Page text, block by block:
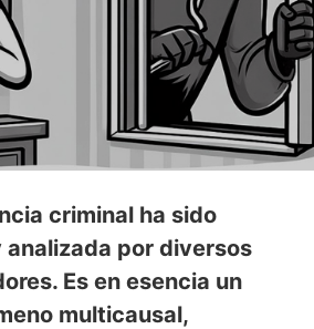
criminal ha sido
por diversos
Es en esencia un
multicausal,